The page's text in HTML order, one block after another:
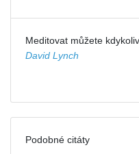
Meditovat můžete
David Lynch
Podobné citáty